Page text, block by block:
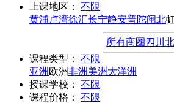
上课地区：
不限
黄浦卢湾徐汇长宁静安普陀闸北
所有商圈 四川
课程类型：
不限
亚洲 欧洲非洲 美洲 大洋洲
授课学校：
不限
课程价格：
不限